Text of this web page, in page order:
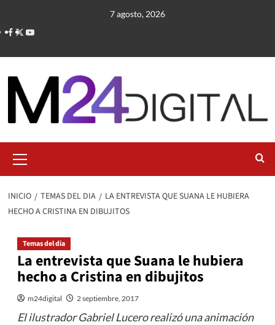
contenido
7 agosto, 2026
primario
INICIO TEMAS DEL DIA
LA ENTREVISTA QUE SUANA LE HUBIERA
HECHO A CRISTINA EN DIBUJITOS
Temas del dia
La entrevista que Suana le hubiera
hecho a Cristina en dibujitos
m24digital 2 septiembre, 2017
El ilustrador Gabriel Lucero realizó una animación